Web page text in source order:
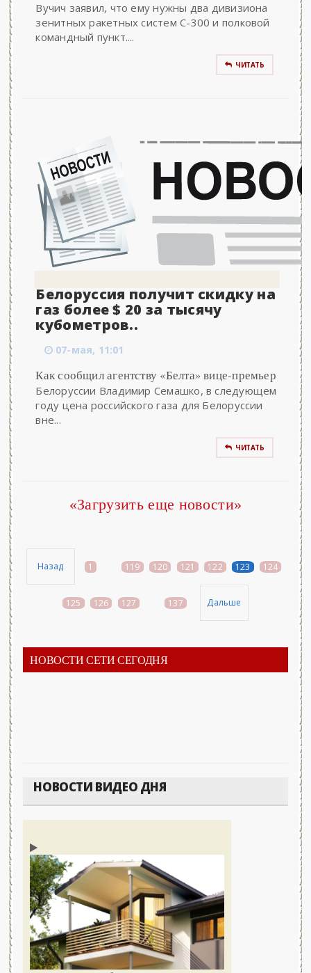
Вучич заявил, что ему нужны два дивизиона
зенитных ракетных систем С-300 и полковой
командный пункт....
ЧИТАТЬ
Белоруссия получит скидку на
газ более $ 20 за тысячу
кубометров..
07-мая, 11:01
Как сообщил агентству «Белта» вице-премьер
Белоруссии Владимир Семашко, в следующем
году цена российского газа для Белоруссии
вне...
ЧИТАТЬ
«Загрузить еще новости»
Назад 1 119 120 121 122 123 124
125 126 127 137 Дальше
НОВОСТИ СЕТИ СЕГОДНЯ
НОВОСТИ ВИДЕО ДНЯ